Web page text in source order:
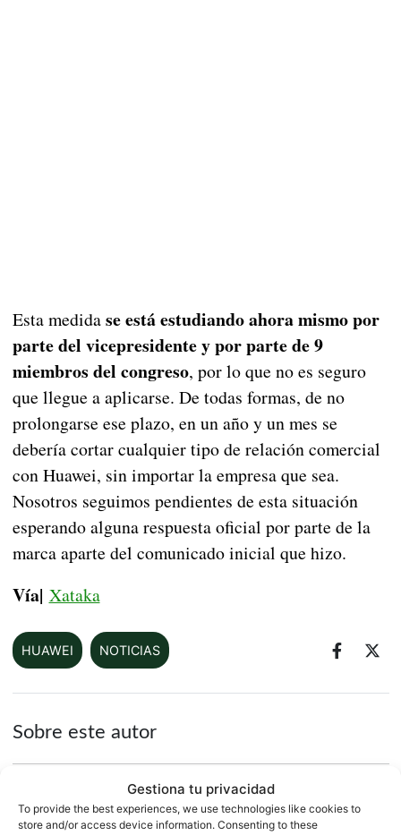
Gestiona tu privacidad
To provide the best experiences, we use technologies like cookies to
store and/or access device information. Consenting to these
Esta medidase está estudiando ahora mismo por
parte del vicepresidente y por parte de 9
miembros del congreso, por lo que no es seguro
que llegue a aplicarse. De todas formas, de no
prolongarse ese plazo, en un año y un mes se
debería cortar cualquier tipo de relación comercial
con Huawei, sin importar la empresa que sea.
Nosotros seguimos pendientes de esta situación
esperando alguna respuesta oficial por parte de la
marca aparte del comunicado inicial que hizo.
Vía| Xataka
HUAWEI NOTICIAS
Sobre este autor